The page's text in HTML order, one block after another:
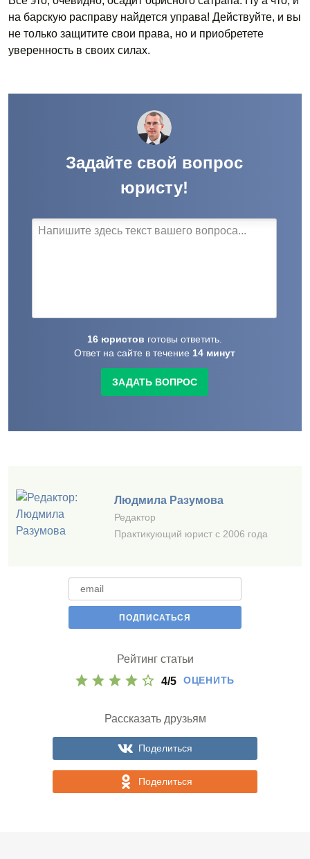
на барскую расправу найдется управа! Действуйте, и вы
не только защитите свои права, но и приобретете
уверенность в своих силах.
Задайте свой вопрос
юристу!
16 юристов готовы ответить.
Ответ на сайте в течение 14 минут
ЗАДАТЬ ВОПРОС
Людмила Разумова
Редактор
Практикующий юрист с 2006 года
Рейтинг статьи
4/5 ОЦЕНИТЬ
Рассказать друзьям
Поделиться
Поделиться